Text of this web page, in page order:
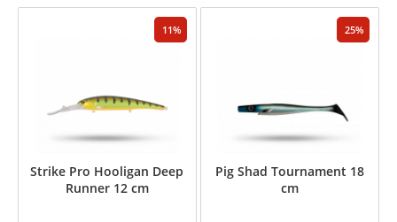
11
Strike Pro Hooligan Deep
Runner 12 cm
25
Pig Shad Tournament 18
cm